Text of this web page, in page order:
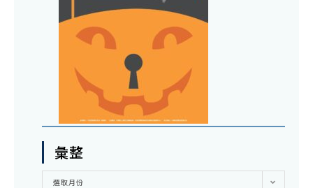
彙整
彙
選取月份